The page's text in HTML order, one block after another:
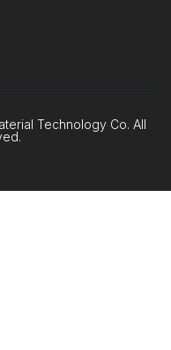
Technology Co. All